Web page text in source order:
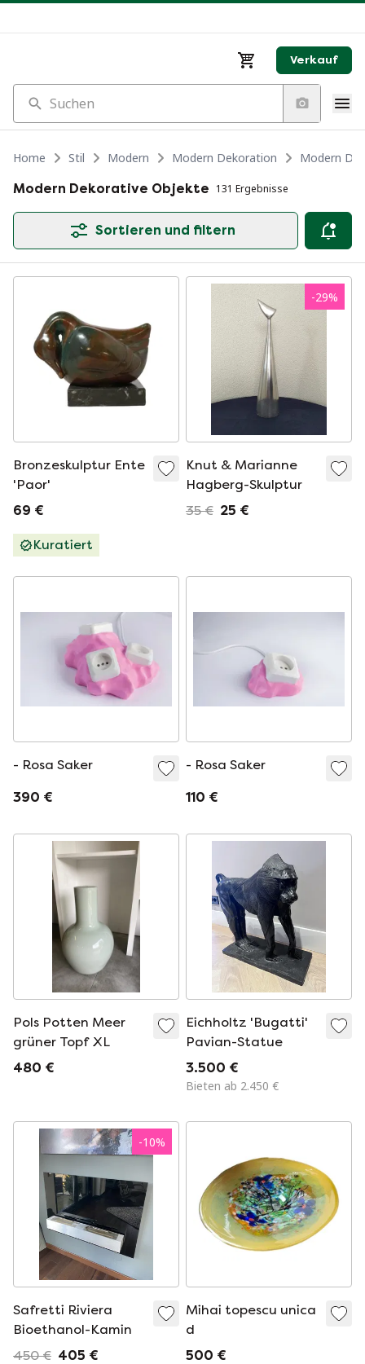
Verkauf
Suchen
Home Stil Modern Modern Dekoration
Modern
Modern Dekorative Objekte 131 Ergebnisse
Sortieren und filtern
Bronzeskulptur Ente
'Paor'
69 €
Kuratiert
-29%
Knut & Marianne
Hagberg-Skulptur
35 € 25 €
- Rosa Saker
390 €
- Rosa Saker
110 €
Pols Potten Meer
grüner Topf XL
480 €
Eichholtz 'Bugatti'
Pavian-Statue
3.500 €
Bieten ab 2.450 €
-10%
Safretti Riviera
Bioethanol-Kamin
450 € 405 €
Mihai topescu unica
d
500 €